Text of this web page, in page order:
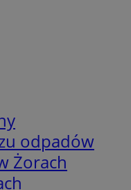
odpadów
Żorach